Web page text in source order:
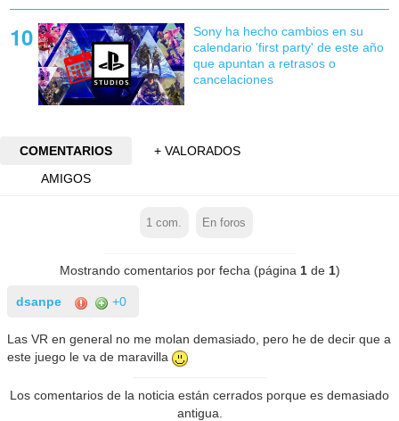
Sony ha hecho cambios en su
calendario 'first party' de este año
que apuntan a retrasos o
cancelaciones
COMENTARIOS
+ VALORADOS
AMIGOS
1 com. En foros
Mostrando comentarios por fecha (página 1de 1)
dsanpe +0
Las VR en general no me molan demasiado, pero he de decir que a
este juego le va de maravilla
Los comentarios de la noticia están cerrados porque es demasiado
antigua.